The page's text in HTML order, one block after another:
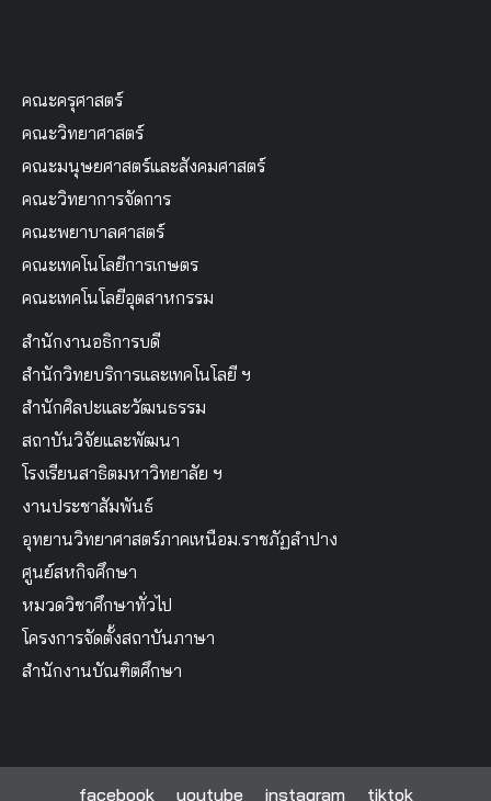
คณะครุศาสตร์
คณะวิทยาศาสตร์
คณะมนุษยศาสตร์และสังคมศาสตร์
คณะวิทยาการจัดการ
คณะพยาบาลศาสตร์
คณะเทคโนโลยีการเกษตร
คณะเทคโนโลยีอุตสาหกรรม
สำนักงานอธิการบดี
สำนักวิทยบริการและเทคโนโลยี ฯ
สำนักศิลปะและวัฒนธรรม
สถาบันวิจัยและพัฒนา
โรงเรียนสาธิตมหาวิทยาลัย ฯ
งานประชาสัมพันธ์
อุทยานวิทยาศาสตร์ภาคเหนือม.ราชภัฏลำปาง
ศูนย์สหกิจศึกษา
หมวดวิชาศึกษาทั่วไป
โครงการจัดตั้งสถาบันภาษา
สำนักงานบัณฑิตศึกษา
facebook youtube instagram tiktok